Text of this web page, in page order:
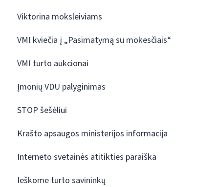
Viktorina moksleiviams
VMI kviečia į „Pasimatymą su mokesčiais“
VMI turto aukcionai
Įmonių VDU palyginimas
STOP šešėliui
Krašto apsaugos ministerijos informacija
Interneto svetainės atitikties paraiška
Ieškome turto savininkų